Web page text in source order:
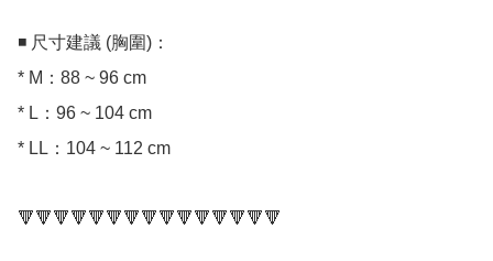
◾ 尺寸建議 (胸圍)：
* M：88 ~ 96 cm
* L：96 ~ 104 cm
* LL：104 ~ 112 cm
🔻🔻🔻🔻🔻🔻🔻🔻🔻🔻🔻🔻🔻🔻🔻